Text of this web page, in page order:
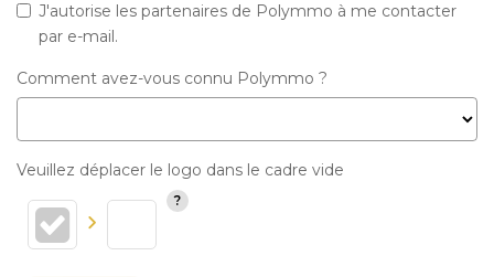
J'autorise les partenaires de Polymmo à me contacter
par e-mail.
Comment avez-vous connu Polymmo ?
Veuillez déplacer le logo dans le cadre vide